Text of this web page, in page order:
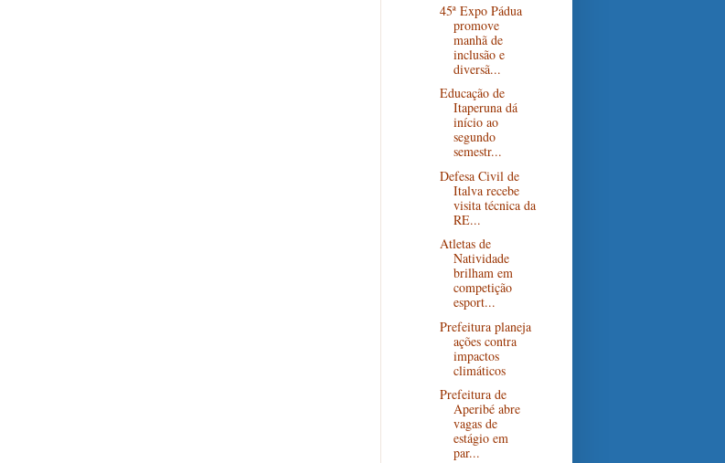
45ª Expo Pádua
promove
manhã de
inclusão e
diversã...
Educação de
Itaperuna dá
início ao
segundo
semestr...
Defesa Civil de
Italva recebe
visita técnica da
RE...
Atletas de
Natividade
brilham em
competição
esport...
Prefeitura planeja
ações contra
impactos
climáticos
Prefeitura de
Aperibé abre
vagas de
estágio em
par...